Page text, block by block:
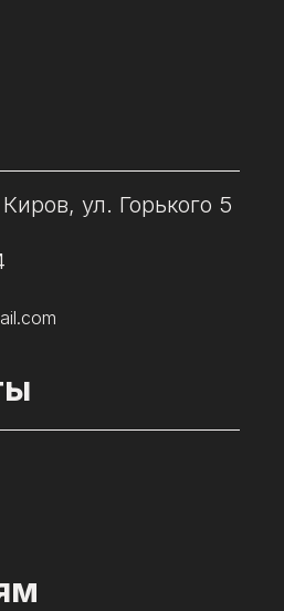
ул. Горького 5